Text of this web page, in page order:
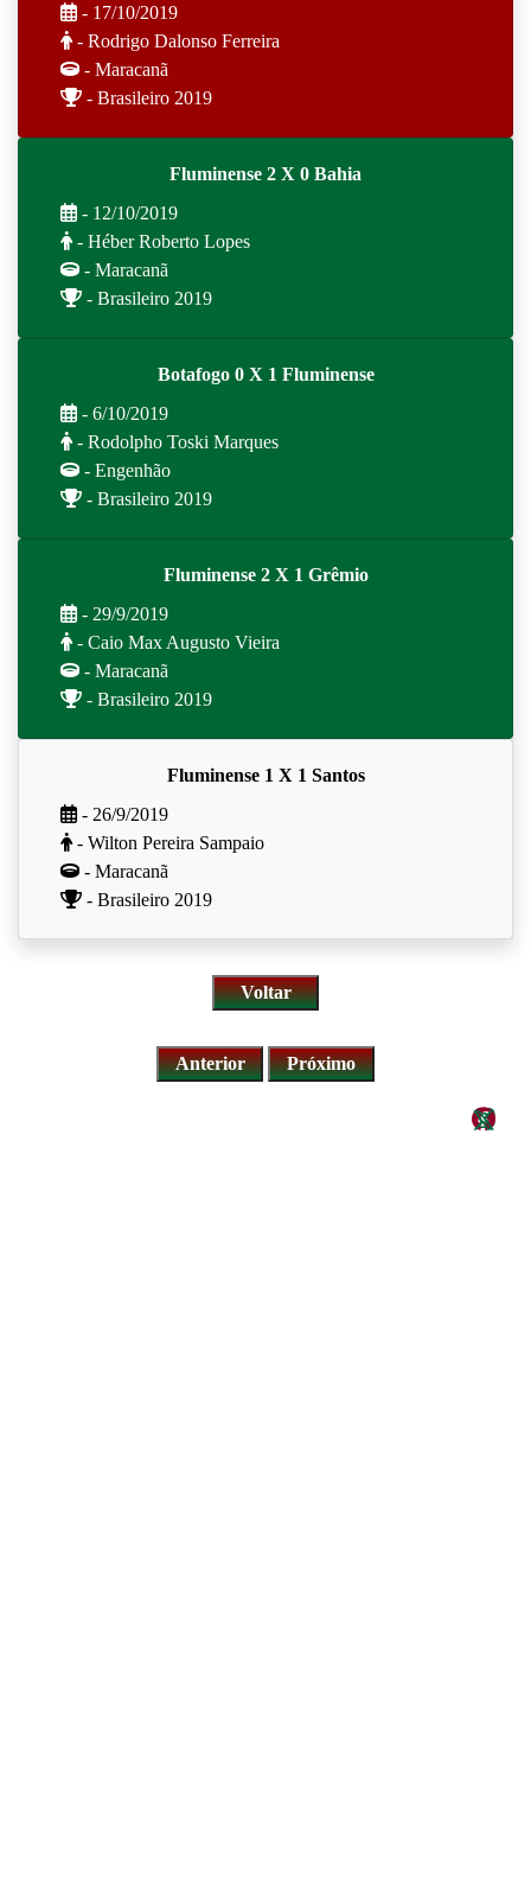
- 17/10/2019
- Rodrigo Dalonso Ferreira
- Maracanã
- Brasileiro 2019
Fluminense 2 X 0 Bahia
- 12/10/2019
- Héber Roberto Lopes
- Maracanã
- Brasileiro 2019
Botafogo 0 X 1 Fluminense
- 6/10/2019
- Rodolpho Toski Marques
- Engenhão
- Brasileiro 2019
Fluminense 2 X 1 Grêmio
- 29/9/2019
- Caio Max Augusto Vieira
- Maracanã
- Brasileiro 2019
Fluminense 1 X 1 Santos
- 26/9/2019
- Wilton Pereira Sampaio
- Maracanã
- Brasileiro 2019